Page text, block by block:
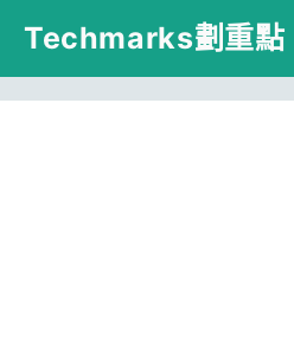
跳
主
Techmarks劃重點